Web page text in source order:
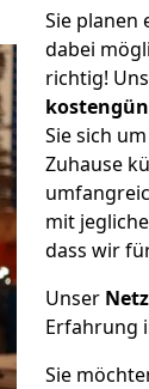
Sie planen
dabei
richtig!
Sie sich
Zuhause
mit
dass wir
Unser
Erfahrung
Sie